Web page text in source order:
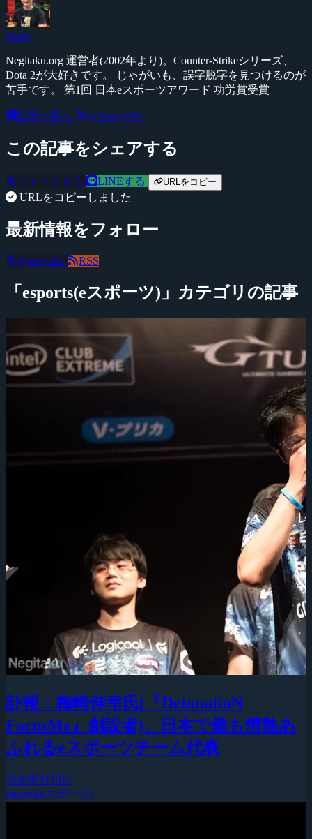
Yossy
Negitaku.org 運営者(2002年より)。Counter-Strikeシリーズ、
Dota 2が大好きです。 じゃがいも、誤字脱字を見つけるのが
苦手です。 第1回 日本eスポーツアワード 功労賞受賞
記事一覧へ @YossyFPS
この記事をシェアする
ツイートする LINEする URLをコピー
URLをコピーしました
最新情報をフォロー
@negitaku RSS
「esports(eスポーツ)」カテゴリの記事
訃報：梅崎伸幸氏(『DetonatioN
FocusMe』創設者)、日本で最も情熱あ
ふれるeスポーツチーム代表
2026年8月3日
esports(eスポーツ)